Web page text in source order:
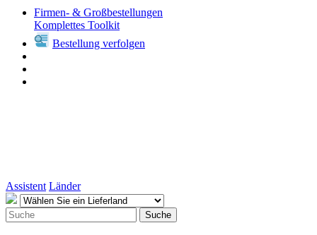
Firmen- & Großbestellungen
Komplettes Toolkit
Bestellung verfolgen
Assistent Länder
Suche